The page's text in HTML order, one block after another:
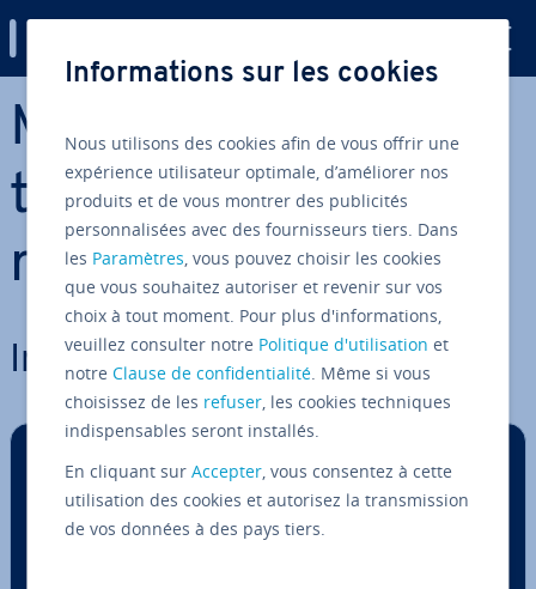
Aller au contenu principal
MongoDB - Guides,
tutoriels et com­pa­
rai­sons
Ins­tal­la­tion de MongoDB
Informations sur les cookies
Nous utilisons des cookies afin de vous offrir une
expérience utilisateur optimale, d’améliorer nos
produits et de vous montrer des publicités
personnalisées avec des fournisseurs tiers. Dans
les Paramètres, vous pouvez choisir les cookies
que vous souhaitez autoriser et revenir sur vos
choix à tout moment. Pour plus d'informations,
veuillez consulter notre Politique d'utilisation et
notreClause de confidentialité. Même si vous
choisissez de les refuser, les cookies techniques
indispensables seront installés.
En cliquant surAccepter, vous consentez à cette
utilisation des cookies et autorisez la transmission
de vos données à des pays tiers.